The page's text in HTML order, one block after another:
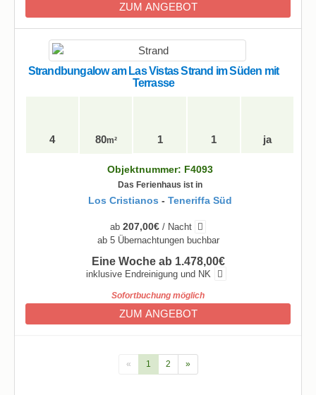
ZUM ANGEBOT
Strandbungalow am Las Vistas Strand im Süden mit
Terrasse
4 80m² 1 1 ja
Objektnummer: F4093
Das Ferienhaus ist in
Los Cristianos - Teneriffa Süd
ab 207,00€/ Nacht
ab 5 Übernachtungen buchbar
Eine Woche ab 1.478,00€
inklusive Endreinigung und NK
Sofortbuchung möglich
ZUM ANGEBOT
« 1 2 »